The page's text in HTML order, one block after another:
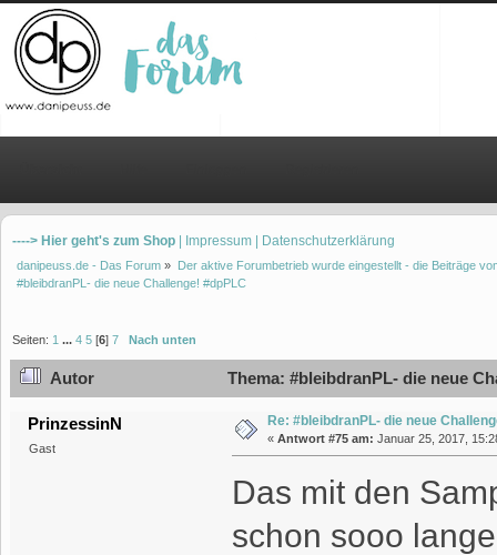
----> Hier geht's zum Shop | Impressum | Datenschutzerklärung
danipeuss.de - Das Forum » Der aktive Forumbetrieb wurde eingestellt - die Beiträge
#bleibdranPL- die neue Challenge! #dpPLC
Seiten: 1 ...4 5 [6]7 Nach unten
Autor Thema: #bleibdranPL- die neue
PrinzessinN
Gast
Re: #bleibdranPL- die neue
« Antwort #75 am: Januar 25, 2017,
Das mit den
schon sooo